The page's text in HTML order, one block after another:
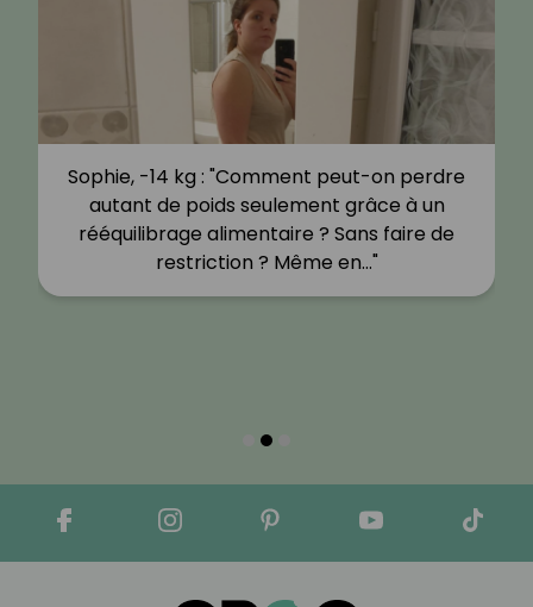
Sophie, -14 kg : "Comment peut-on perdre
autant de poids seulement grâce à un
rééquilibrage alimentaire ? Sans faire de
restriction ? Même en…"